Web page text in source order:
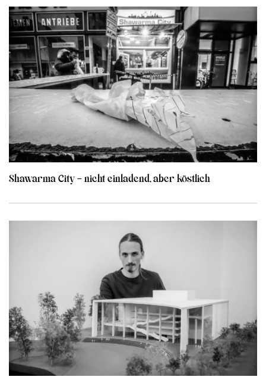
Shawarma City – nicht einladend, aber köstlich